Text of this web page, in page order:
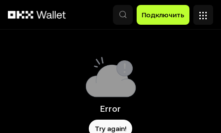
Подключить
Error
Try again!